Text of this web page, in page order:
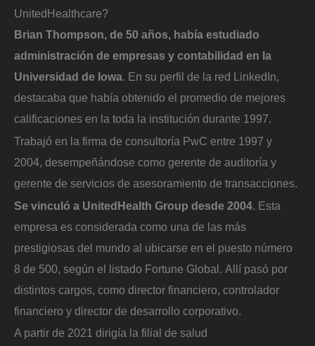
UnitedHealthcare?
Brian Thompson, de 50 años, había estudiado
administración de empresas y contabilidad en la
Universidad de Iowa. En su perfil de la red LinkedIn,
destacaba que había obtenido el promedio de mejores
calificaciones en la toda la institución durante 1997.
Trabajó en la firma de consultoría PwC entre 1997 y
2004, desempeñándose como gerente de auditoría y
gerente de servicios de asesoramiento de transacciones.
Se vinculó a UnitedHealth Group desde 2004 . Esta
empresa es considerada como una de las más
prestigiosas del mundo al ubicarse en el puesto número
8 de 500, según el listado Fortune Global. Allí pasó por
distintos cargos, como director financiero, controlador
financiero y director de desarrollo corporativo.
A partir de 2021 dirigía la filial de salud